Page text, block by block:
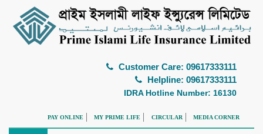
Customer Care: 09617333111
Helpline: 09617333111
IDRA Hotline Number: 16130
PAY ONLINE MY PRIME LIFE CIRCULAR MEDIA CORNER